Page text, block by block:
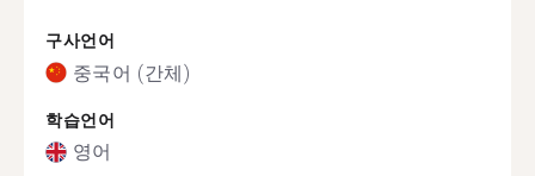
구사언어
중국어 (간체)
학습언어
영어